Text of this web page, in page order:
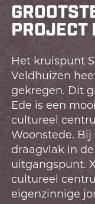
PROJECT
Het kruispunt
Veldhuizen
gekregen. Dit
Ede is een
cultureel
Woonstede.
draagvlak in
uitgangspunt.
cultureel
eigenzinnige